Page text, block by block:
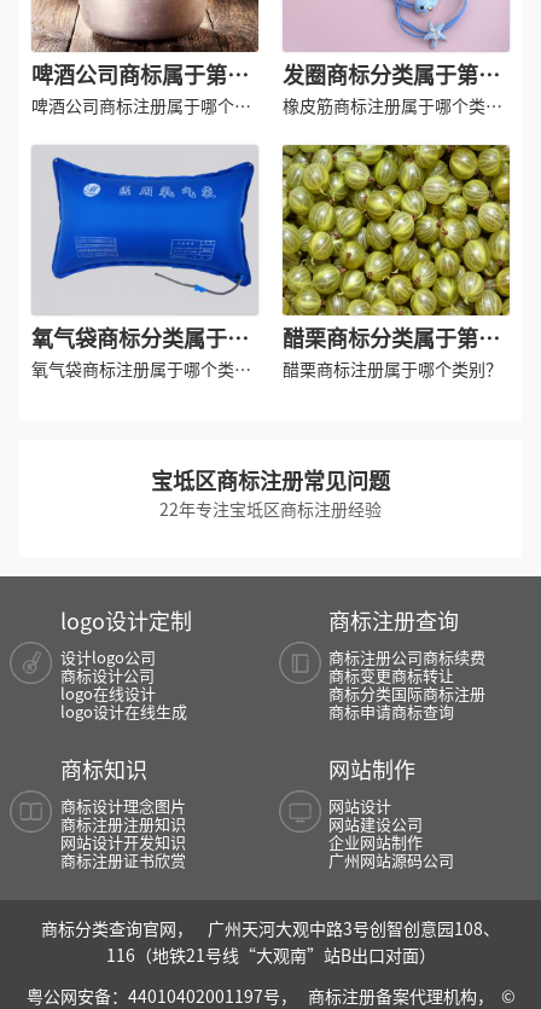
啤酒公司商标属于第几
类-啤酒企业商标注册属
于哪一类？「商标分
类」
啤酒公司商标注册属于哪个类
发圈商标分类属于第几
类-发绳商标注册属于哪
一类？
橡皮筋商标注册属于哪个类
氧气袋商标分类属于第
几类-氧气包商标注册属
氧气袋商标注册属于哪个类
醋栗商标分类属于第几
类-灯笼果商标注册属于
醋栗商标注册属于哪个类别？
宝坻区商标注册常见问题
22年专注宝坻区商标注册经验
logo设计定制
设计logo公司
商标设计公司
logo在线设计
logo设计在线生成
商标注册查询
商标注册公司商标续费
商标变更商标转让
商标分类国际商标注册
商标申请商标查询
商标知识
商标设计理念图片
商标注册注册知识
网站设计开发知识
商标注册证书欣赏
网站制作
网站设计
网站建设公司
企业网站制作
广州网站源码公司
商标分类查询官网， 广州天河大观中路3号创智创意园108、
116（地铁21号线“大观南”站B出口对面）
粤公网安备：44010402001197号，
商标注册备案代理机构， ©